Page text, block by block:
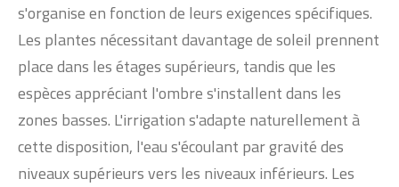
s'organise en fonction de leurs exigences spécifiques.
Les plantes nécessitant davantage de soleil prennent
place dans les étages supérieurs, tandis que les
espèces appréciant l'ombre s'installent dans les
zones basses. L'irrigation s'adapte naturellement à
cette disposition, l'eau s'écoulant par gravité des
niveaux supérieurs vers les niveaux inférieurs. Les